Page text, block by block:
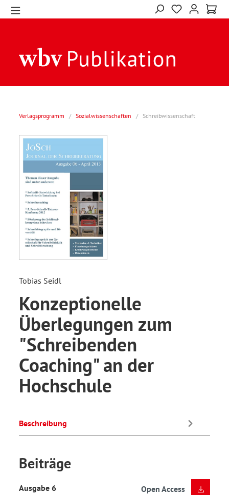
Verlagsprogramm / Sozialwissenschaften / Schreibwissenschaft
Tobias Seidl
Konzeptionelle
Überlegungen zum
"Schreibenden
Coaching" an der
Hochschule
Beschreibung
Beiträge
Ausgabe 6
Open Access